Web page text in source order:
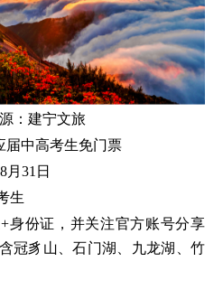
：建宁文旅
届中高考生免门票
月31日
生
+身份证，并关注官方账号分享
冠豸山、石门湖、九龙湖、竹